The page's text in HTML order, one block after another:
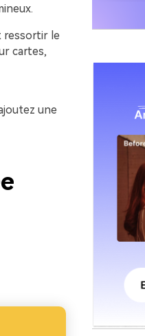
ressortir le
cartes,
une